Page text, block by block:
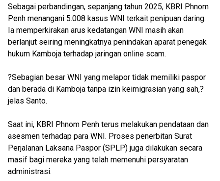
Sebagai perbandingan, sepanjang tahun 2025, KBRI Phnom
Penh menangani 5.008 kasus WNI terkait penipuan daring.
Ia memperkirakan arus kedatangan WNI masih akan
berlanjut seiring meningkatnya penindakan aparat penegak
hukum Kamboja terhadap jaringan online scam.
?Sebagian besar WNI yang melapor tidak memiliki paspor
dan berada di Kamboja tanpa izin keimigrasian yang sah,?
jelas Santo.
Saat ini, KBRI Phnom Penh terus melakukan pendataan dan
asesmen terhadap para WNI. Proses penerbitan Surat
Perjalanan Laksana Paspor (SPLP) juga dilakukan secara
masif bagi mereka yang telah memenuhi persyaratan
administrasi.